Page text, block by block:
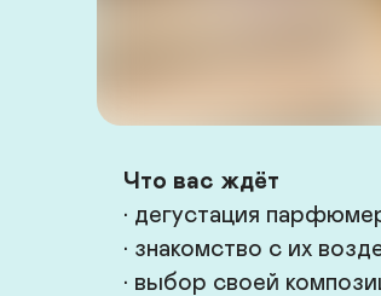
Что вас ждёт
• дегустация
• знакомство с их
• выбор своей